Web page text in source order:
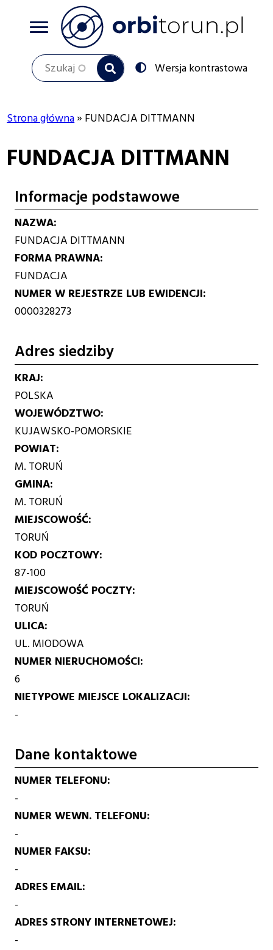
Szukaj
Przełącz
na:
Wersja kontrastowa
nawigacyjna
Strona główna FUNDACJA DITTMANN
FUNDACJA DITTMANN
Informacje podstawowe
NAZWA
FUNDACJA DITTMANN
FORMA PRAWNA
FUNDACJA
NUMER W REJESTRZE LUB EWIDENCJI
0000328273
Adres siedziby
KRAJ
POLSKA
WOJEWÓDZTWO
KUJAWSKO-POMORSKIE
POWIAT
M. TORUŃ
GMINA
M. TORUŃ
MIEJSCOWOŚĆ
TORUŃ
KOD POCZTOWY
87-100
MIEJSCOWOŚĆ POCZTY
TORUŃ
ULICA
UL. MIODOWA
NUMER NIERUCHOMOŚCI
6
NIETYPOWE MIEJSCE LOKALIZACJI
-
Dane kontaktowe
NUMER TELEFONU
-
NUMER WEWN. TELEFONU
-
NUMER FAKSU
-
ADRES EMAIL
-
ADRES STRONY INTERNETOWEJ
-